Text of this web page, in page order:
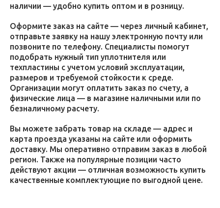
наличии — удобно купить оптом и в розницу.
Оформите заказ на сайте — через личный кабинет,
отправьте заявку на нашу электронную почту или
позвоните по телефону. Специалисты помогут
подобрать нужный тип уплотнителя или
техпластины с учетом условий эксплуатации,
размеров и требуемой стойкости к среде.
Организации могут оплатить заказ по счету, а
физические лица — в магазине наличными или по
безналичному расчету.
Вы можете забрать товар на складе — адрес и
карта проезда указаны на сайте или оформить
доставку. Мы оперативно отправим заказ в любой
регион. Также на популярные позиции часто
действуют акции — отличная возможность купить
качественные комплектующие по выгодной цене.